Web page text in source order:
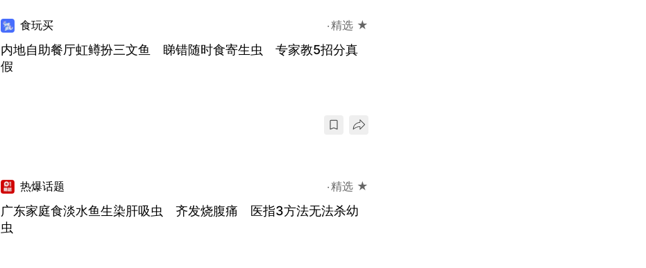
食玩买 精选 ★
内地自助餐厅虹鳟扮三文鱼 睇错随时食寄生虫 专家教5招分真
假
热爆话题 精选 ★
广东家庭食淡水鱼生染肝吸虫 齐发烧腹痛 医指3方法无法杀幼
虫